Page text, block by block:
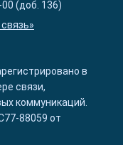
(доб. 136)
в
связи,
коммуникаций.
88059 от